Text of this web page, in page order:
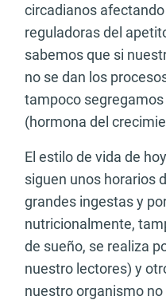
circadianos
reguladoras del
sabemos que si
no se dan los
tampoco
(hormona del
El estilo de vida de
siguen unos horarios
grandes ingestas y
nutricionalmente,
de sueño, se realiza
nuestro lectores) y
nuestro organismo